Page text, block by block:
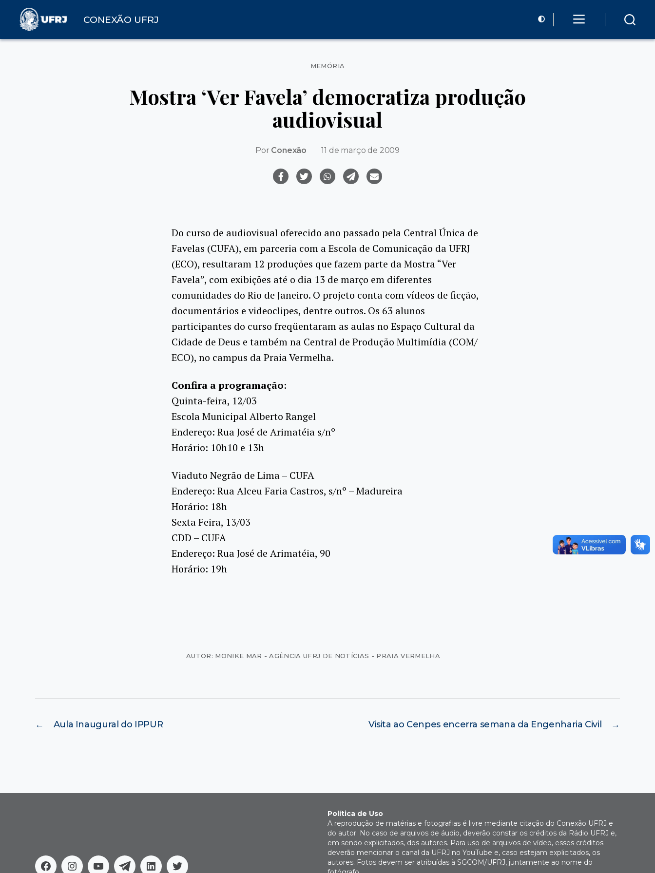
CONEXÃO UFRJ
Categorias
MEMÓRIA
Mostra ‘Ver Favela’ democratiza produção
audiovisual
Por Conexão 11 de março de 2009
Do curso de audiovisual oferecido ano passado pela Central Única de
Favelas (CUFA), em parceria com a Escola de Comunicação da UFRJ
(ECO), resultaram 12 produções que fazem parte da Mostra “Ver
Favela”, com exibições até o dia 13 de março em diferentes
comunidades do Rio de Janeiro. O projeto conta com vídeos de ficção,
documentários e videoclipes, dentre outros. Os 63 alunos
participantes do curso freqüentaram as aulas no Espaço Cultural da
Cidade de Deus e também na Central de Produção Multimídia (COM/
ECO), no campus da Praia Vermelha.
Confira a programação:
Quinta-feira, 12/03
Escola Municipal Alberto Rangel
Endereço: Rua José de Arimatéia s/nº
Horário: 10h10 e 13h
Viaduto Negrão de Lima – CUFA
Endereço: Rua Alceu Faria Castros, s/nº – Madureira
Horário: 18h
Sexta Feira, 13/03
CDD – CUFA
Endereço: Rua José de Arimatéia, 90
Horário: 19h
AUTOR: MONIKE MAR - AGÊNCIA UFRJ DE NOTÍCIAS - PRAIA VERMELHA
← Aula Inaugural do IPPUR →
Visita ao Cenpes encerra semana da Engenharia Civil
Política de Uso
A reprodução de matérias e fotografias é livre mediante citação do Conexão UFRJ e
do autor. No caso de arquivos de áudio, deverão constar os créditos da Rádio UFRJ e,
em sendo explicitados, dos autores. Para uso de arquivos de vídeo, esses créditos
deverão mencionar o canal da UFRJ no YouTube e, caso estejam explicitados, os
autores. Fotos devem ser atribuídas à SGCOM/UFRJ, juntamente ao nome do